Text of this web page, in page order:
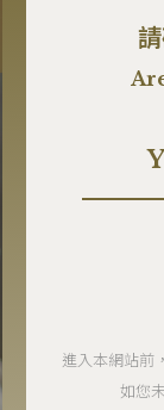
進入本網站前
如您